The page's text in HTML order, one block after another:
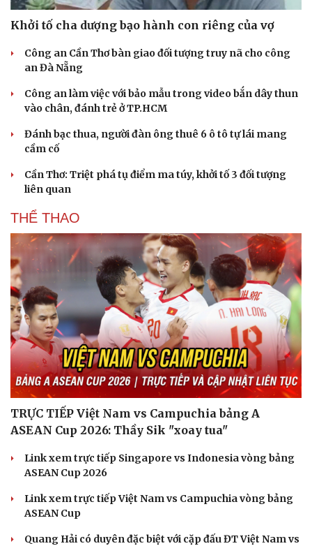
Khởi tố cha dượng bạo hành con riêng của vợ
Công an Cần Thơ bàn giao đối tượng truy nã cho công
an Đà Nẵng
Công an làm việc với bảo mẫu trong video bắn dây thun
vào chân, đánh trẻ ở TP.HCM
Đánh bạc thua, người đàn ông thuê 6 ô tô tự lái mang
cầm cố
Cần Thơ: Triệt phá tụ điểm ma túy, khởi tố 3 đối tượng
liên quan
THỂ THAO
TRỰC TIẾP Việt Nam vs Campuchia bảng A
ASEAN Cup 2026: Thầy Sik "xoay tua"
Link xem trực tiếp Singapore vs Indonesia vòng bảng
ASEAN Cup 2026
Link xem trực tiếp Việt Nam vs Campuchia vòng bảng
ASEAN Cup
Quang Hải có duyên đặc biệt với cặp đấu ĐT Việt Nam vs